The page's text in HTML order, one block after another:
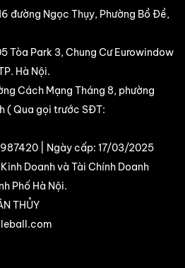
đường Ngọc Thụy, Phường Bồ Đề,
Tòa Park 3, Chung Cư Eurowindow
Hà Nội.
Cách Mạng Tháng 8, phường
( Qua gọi trước SĐT:
| Ngày cấp: 17/03/2025
Doanh và Tài Chính Doanh
Phố Hà Nội.
THỦY